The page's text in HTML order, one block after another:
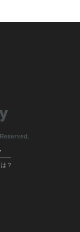
攻撃
2200万人以上の巡
？